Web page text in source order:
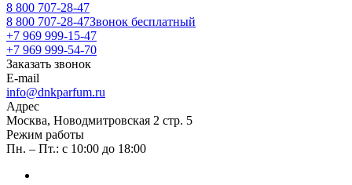
8 800 707-28-47
8 800 707-28-47Звонок бесплатный
+7 969 999-15-47
+7 969 999-54-70
Заказать звонок
E-mail
info@dnkparfum.ru
Адрес
Москва, Новодмитровская 2 стр. 5
Режим работы
Пн. – Пт.: с 10:00 до 18:00